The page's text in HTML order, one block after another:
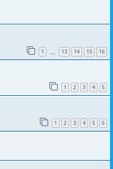
1 … 13 14 15 16
1 2 3 4 5
1 2 3 4 5 6